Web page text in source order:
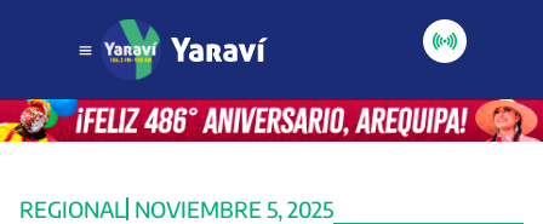
REGIONAL NOVIEMBRE 5, 2025